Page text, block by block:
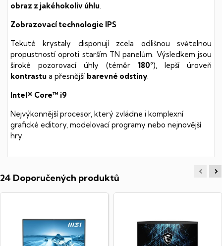
obraz z jakéhokoliv úhlu
Zobrazovací technologie IPS
Tekuté krystaly disponují zcela odlišnou světelnou
propustností oproti starším TN panelům. Výsledkem jsou
široké pozorovací úhly (téměr 180°), lepší úroveň
kontrastu a přesnější barevné odstíny
Intel® Core™ i9
Nejvýkonnější procesor, který zvládne i komplexní
grafické editory, modelovací programy nebo nejnovější
hry.
24 Doporučených produktů